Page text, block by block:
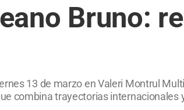
Bruno:
13 de marzo en Valeri Montrul
combina trayectorias internacionales